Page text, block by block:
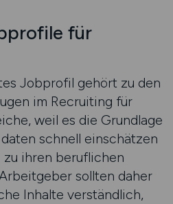
für
Jobprofil gehört zu den
im Recruiting für
weil es die Grundlage
schnell einschätzen
zu ihren beruflichen
sollten daher
Inhalte verständlich,